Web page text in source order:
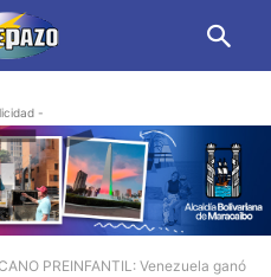
-
PREINFANTIL: Venezuela ganó